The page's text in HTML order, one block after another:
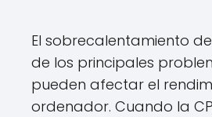
El sobrecalentamiento
de los principales
pueden afectar el
ordenador. Cuando la